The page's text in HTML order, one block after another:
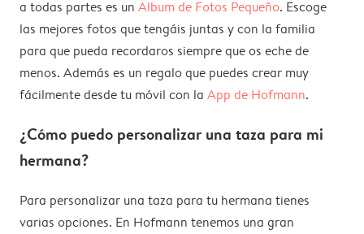
a todas partes es un Album de Fotos Pequeño. Escoge
las mejores fotos que tengáis juntas y con la familia
para que pueda recordaros siempre que os eche de
menos. Además es un regalo que puedes crear muy
fácilmente desde tu móvil con la App de Hofmann.
¿Cómo puedo personalizar una taza para mi
hermana?
Para personalizar una taza para tu hermana tienes
varias opciones. En Hofmann tenemos una gran